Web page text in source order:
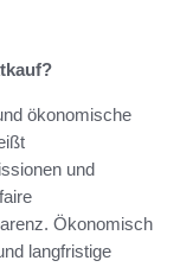
ökonomische
und
Ökonomisch
langfristige